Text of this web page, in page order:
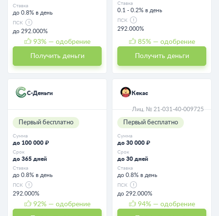
Ставка
до 0.8% в день
ПСК
до 292.000%
93% — одобрение
Получить деньги
Ставка
0.1 - 0.2% в день
ПСК
292.000%
85% — одобрение
Получить деньги
С-Деньги
Первый бесплатно
Сумма
до 100 000 ₽
Срок
до 365 дней
Ставка
до 0.8% в день
ПСК
292.000%
92% — одобрение
Кекас
Лиц. № 21-031-40-009725
Первый бесплатно
Сумма
до 30 000 ₽
Срок
до 30 дней
Ставка
до 0.8% в день
ПСК
до 292.000%
94% — одобрение